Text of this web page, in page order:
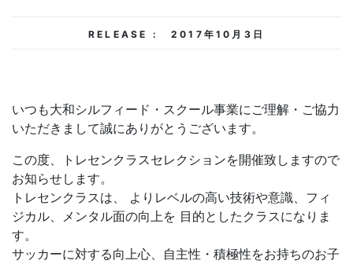
RELEASE : 2017年10月3日
いつも大和シルフィード・スクール事業にご理解・ご協力
いただきまして誠にありがとうございます。
この度、トレセンクラスセレクションを開催致しますので
お知らせします。
トレセンクラスは、 よりレベルの高い技術や意識、フィ
ジカル、メンタル面の向上を 目的としたクラスになりま
す。
サッカーに対する向上心、自主性・積極性をお持ちのお子